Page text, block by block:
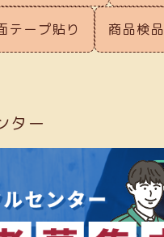
テープ貼り 商品検品
ター